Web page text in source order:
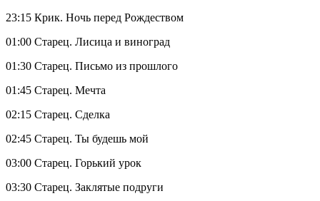
23:15 Крик. Ночь перед Рождеством
01:00 Старец. Лисица и виноград
01:30 Старец. Письмо из прошлого
01:45 Старец. Мечта
02:15 Старец. Сделка
02:45 Старец. Ты будешь мой
03:00 Старец. Горький урок
03:30 Старец. Заклятые подруги